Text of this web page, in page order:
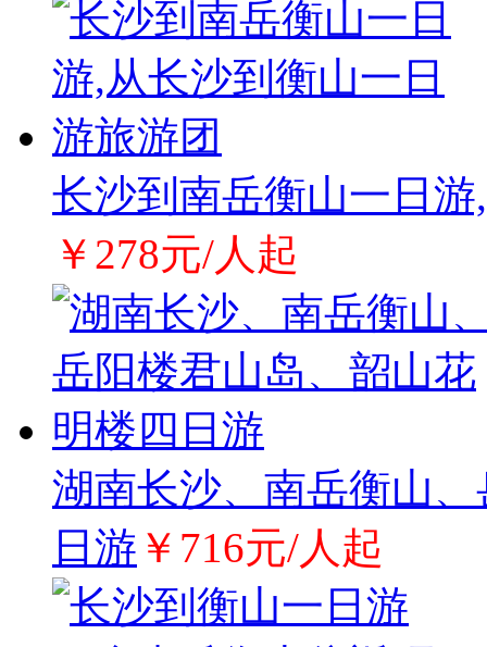
长沙到南岳衡山一日
￥278元/人起
湖南长沙、南岳衡山
日游 ￥716元/人起